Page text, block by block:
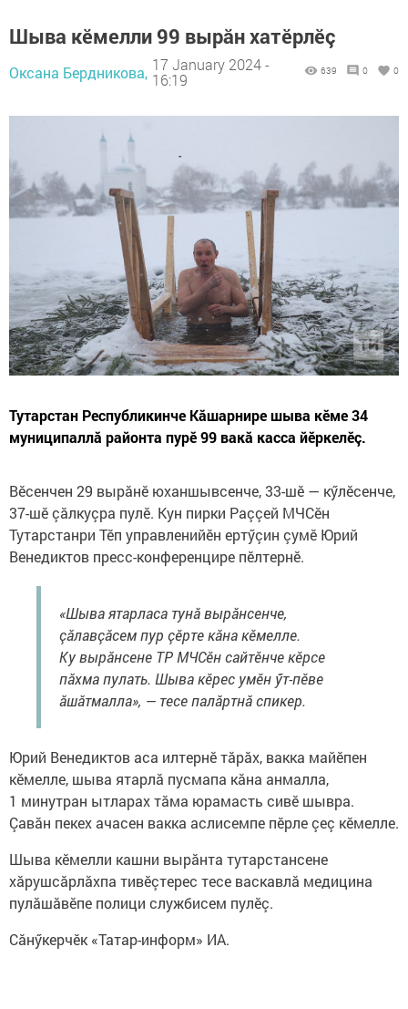
Шыва кӗмелли 99 вырӑн хатĕрлĕç
Оксана Бердникова, 17 January 2024 -
16:19
639 0 0
Тутарстан Республикинче Кăшарнире шыва кӗме 34
муниципаллӑ районта пурĕ 99 вакă касса йӗркелӗç.
Вĕсенчен 29 вырӑнĕ юханшывсенче, 33-шĕ — кӳлӗсенче,
37-шĕ çӑлкуçра пулĕ. Кун пирки Раççей МЧСӗн
Тутарстанри Тӗп управленийӗн ертӳçин çумӗ Юрий
Венедиктов пресс-конференцире пӗлтернӗ.
«Шыва ятарласа тунă вырăнсенче,
çӑлавçӑсем пур çĕрте кӑна кӗмелле.
Ку вырӑнсене ТР МЧСӗн сайтӗнче кĕрсе
пăхма пулать. Шыва кӗрес умӗн ӳт-пĕве
ӑшӑтмалла», — тесе палӑртнӑ спикер.
Юрий Венедиктов аса илтернӗ тăрăх, вакка майӗпен
кĕмелле, шыва ятарлӑ пусмапа кăна анмалла,
1 минутран ытларах тăма юрамасть сивĕ шывра.
Çавӑн пекех ачасен вакка аслисемпе пӗрле çеç кӗмелле.
Шыва кӗмелли кашни вырăнта тутарстансене
хӑрушсӑрлӑхпа тивӗçтерес тесе васкавлӑ медицина
пулӑшӑвӗпе полици службисем пулӗç.
Сăнӳкерчӗк «Татар-информ» ИА.